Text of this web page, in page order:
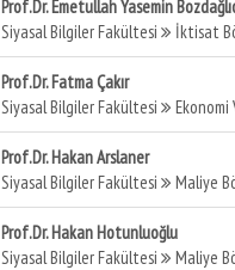
Prof.Dr. Emetullah Yasemin
Siyasal Bilgiler Fakültesi
İktisat
Prof.Dr. Fatma Çakır
Siyasal Bilgiler Fakültesi
Ekonomi
Prof.Dr. Hakan Arslaner
Siyasal Bilgiler Fakültesi
Maliye
Prof.Dr. Hakan Hotunluoğlu
Siyasal Bilgiler Fakültesi
Maliye